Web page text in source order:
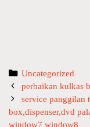
C
a
t
e
g
Uncategorized
P
o
s
t
perbaikan kulkas
service panggilan
box,dispenser,dvd
window7 window8